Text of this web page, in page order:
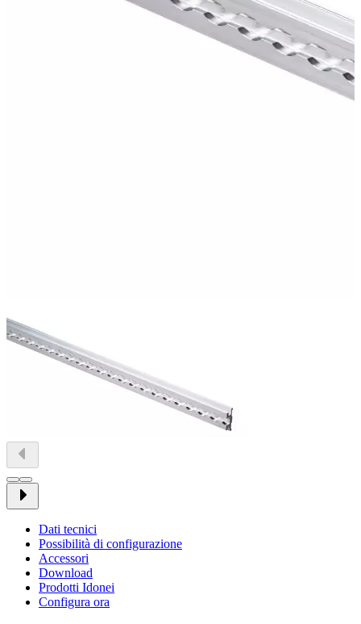
Dati tecnici
Possibilità di configurazione
Accessori
Download
Prodotti Idonei
Configura ora